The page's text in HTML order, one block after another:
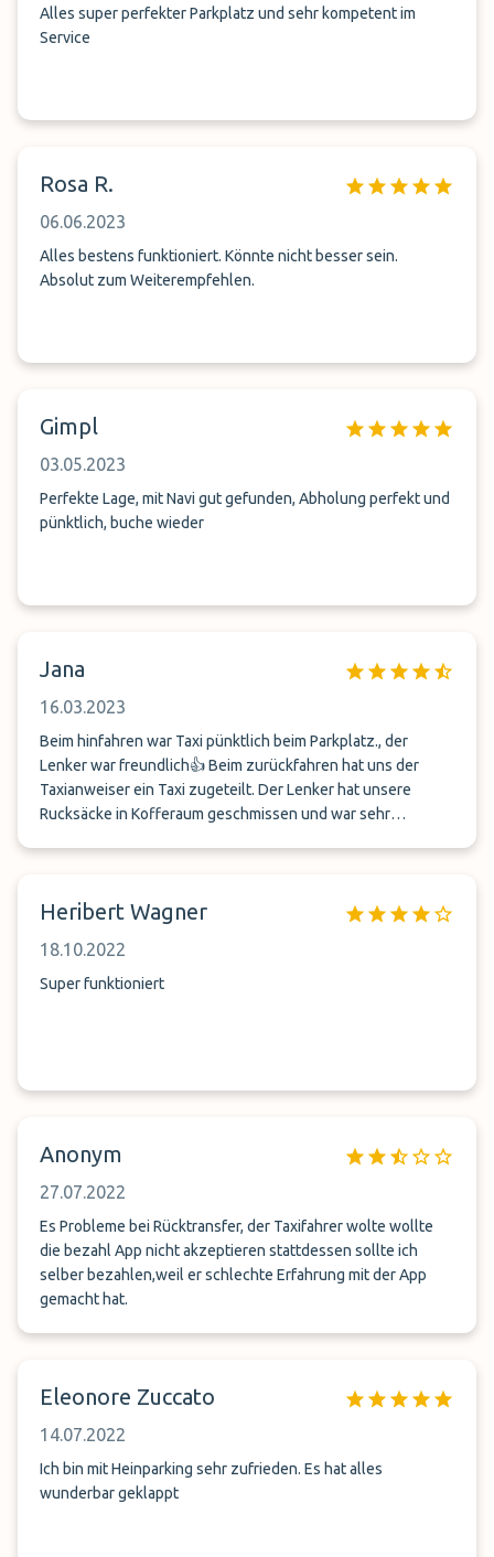
Alles super perfekter Parkplatz und sehr kompetent im
Service
Rosa R.
06.06.2023
Alles bestens funktioniert. Könnte nicht besser sein.
Absolut zum Weiterempfehlen.
Gimpl
03.05.2023
Perfekte Lage, mit Navi gut gefunden, Abholung perfekt und
pünktlich, buche wieder
Jana
16.03.2023
Beim hinfahren war Taxi pünktlich beim Parkplatz., der
Lenker war freundlich👍 Beim zurückfahren hat uns der
Taxianweiser ein Taxi zugeteilt. Der Lenker hat unsere
Rucksäcke in Kofferaum geschmissen und war sehr
Heribert Wagner
18.10.2022
Super funktioniert
Anonym
27.07.2022
Es Probleme bei Rücktransfer, der Taxifahrer wolte wollte
die bezahl App nicht akzeptieren stattdessen sollte ich
selber bezahlen,weil er schlechte Erfahrung mit der App
gemacht hat.
Eleonore Zuccato
14.07.2022
Ich bin mit Heinparking sehr zufrieden. Es hat alles
wunderbar geklappt